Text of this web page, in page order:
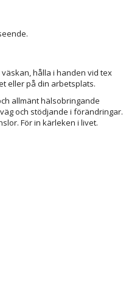
hålla i handen vid tex
eller på din arbetsplats.
allmänt hälsobringande
och stödjande i förändringar.
För in kärleken i livet.